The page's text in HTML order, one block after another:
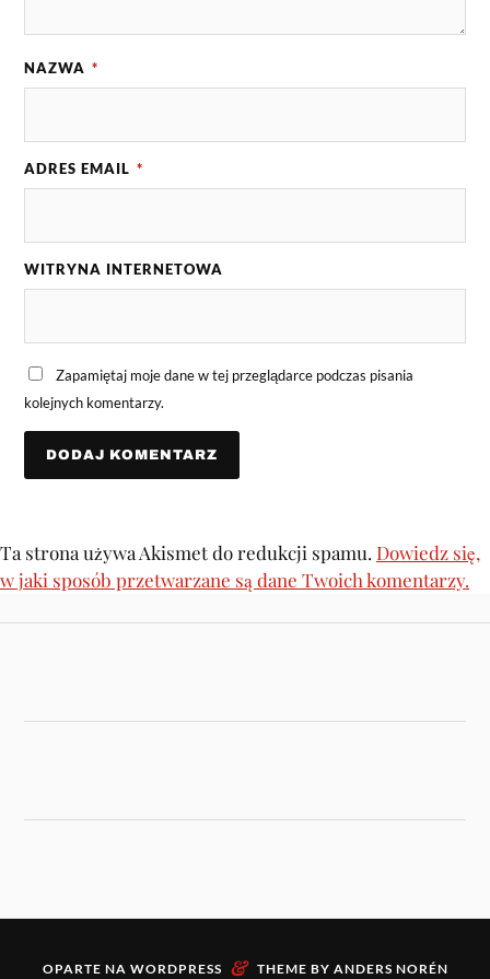
NAZWA *
ADRES EMAIL *
WITRYNA INTERNETOWA
Zapamiętaj moje dane w tej przeglądarce podczas pisania
kolejnych komentarzy.
Ta strona używa Akismet do redukcji spamu. Dowiedz się,
w jaki sposób przetwarzane są dane Twoich komentarzy.
OPARTE NA WORDPRESS & THEME BY ANDERS NORÉN